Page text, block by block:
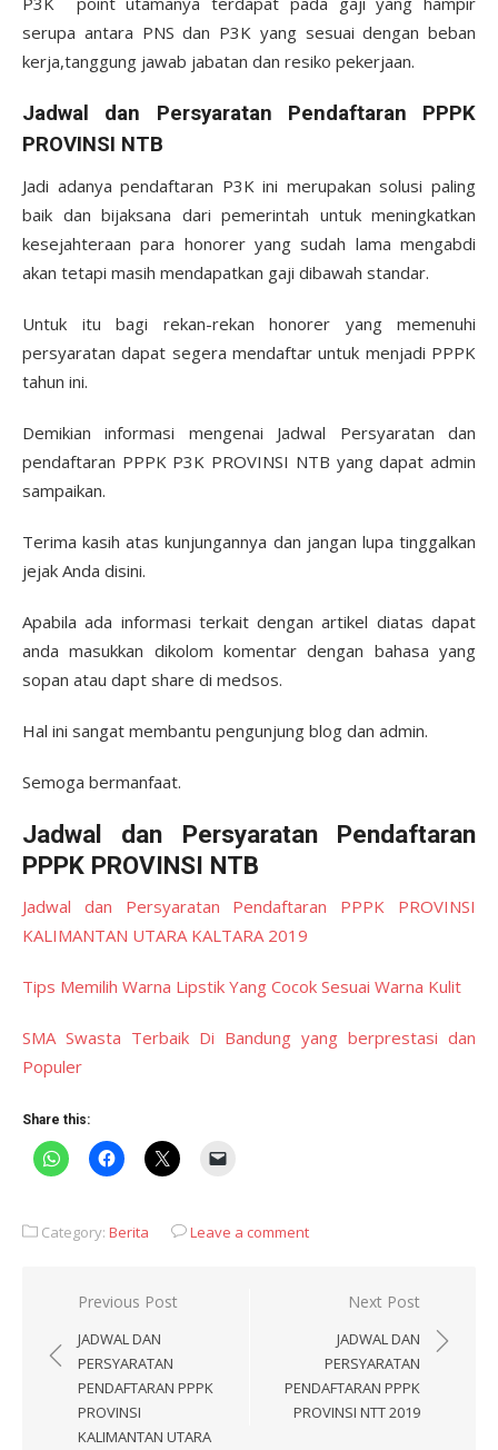
serupa antara PNS dan P3K yang sesuai dengan beban
kerja,tanggung jawab jabatan dan resiko pekerjaan.
Jadwal dan Persyaratan Pendaftaran PPPK
PROVINSI NTB
Jadi adanya pendaftaran P3K ini merupakan solusi paling
baik dan bijaksana dari pemerintah untuk meningkatkan
kesejahteraan para honorer yang sudah lama mengabdi
akan tetapi masih mendapatkan gaji dibawah standar.
Untuk itu bagi rekan-rekan honorer yang memenuhi
persyaratan dapat segera mendaftar untuk menjadi PPPK
tahun ini.
Demikian informasi mengenai Jadwal Persyaratan dan
pendaftaran PPPK P3K PROVINSI NTB yang dapat admin
sampaikan.
Terima kasih atas kunjungannya dan jangan lupa tinggalkan
jejak Anda disini.
Apabila ada informasi terkait dengan artikel diatas dapat
anda masukkan dikolom komentar dengan bahasa yang
sopan atau dapt share di medsos.
Hal ini sangat membantu pengunjung blog dan admin.
Semoga bermanfaat.
Jadwal dan Persyaratan Pendaftaran
PPPK PROVINSI NTB
Jadwal dan Persyaratan Pendaftaran PPPK PROVINSI
KALIMANTAN UTARA KALTARA 2019
Tips Memilih Warna Lipstik Yang Cocok Sesuai Warna Kulit
SMA Swasta Terbaik Di Bandung yang berprestasi dan
Populer
Share this:
Category: Berita Leave a comment
Post
navigation
Previous Post
JADWAL DAN
PERSYARATAN
PENDAFTARAN PPPK
PROVINSI
KALIMANTAN UTARA
Next Post
JADWAL DAN
PERSYARATAN
PENDAFTARAN PPPK
PROVINSI NTT 2019